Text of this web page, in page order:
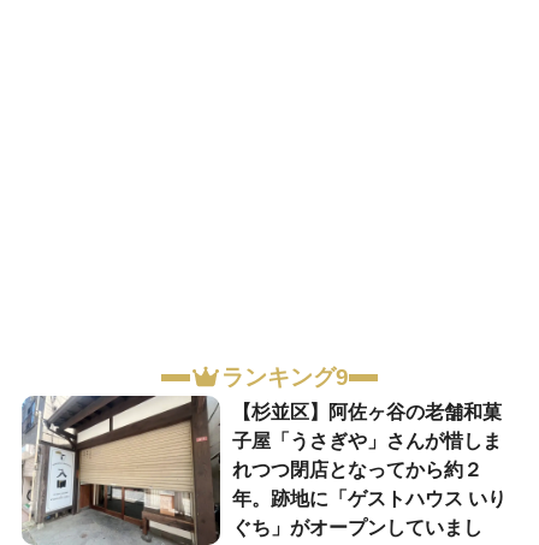
ランキング9
【杉並区】阿佐ヶ谷の老舗和菓
子屋「うさぎや」さんが惜しま
れつつ閉店となってから約２
年。跡地に「ゲストハウス いり
ぐち」がオープンしていまし